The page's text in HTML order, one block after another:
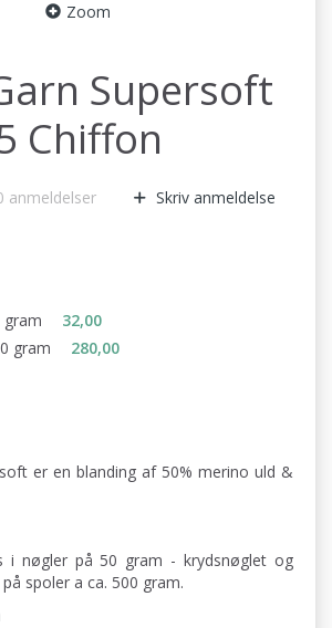
Zoom
Supersoft
Chiffon
anmeldelser
Skriv anmeldelse
gram
32,00
gram 280,00
er en blanding af 50% merino uld &
i nøgler på 50 gram - krydsnøglet og
spoler a ca. 500 gram.